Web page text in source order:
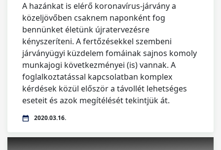
A hazánkat is elérő koronavírus-járvány a
közeljövőben csaknem naponként fog
bennünket életünk újratervezésre
kényszeríteni. A fertőzésekkel szembeni
járványügyi küzdelem fomáinak sajnos komoly
munkajogi következményei (is) vannak. A
foglalkoztatással kapcsolatban komplex
kérdések közül először a távollét lehetséges
eseteit és azok megítélését tekintjük át.
2020.03.16.